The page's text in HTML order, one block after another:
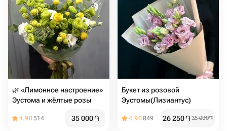
🌿 «Лимонное настроение»
Эустома и жёлтые розы
4.90514 35 000֏
Букет из розовой
Эустомы(Лизиантус)
4.90849 26 250֏35 000֏